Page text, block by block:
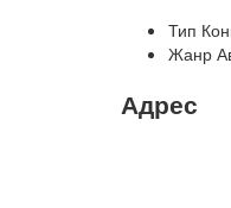
Тип
Жанр
Адрес